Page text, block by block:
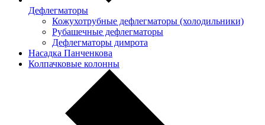
Дефлегматоры
Кожухотрубные дефлегматоры (холодильники)
Рубашечные дефлегматоры
Дефлегматоры димрота
Насадка Панченкова
Колпачковые колонны